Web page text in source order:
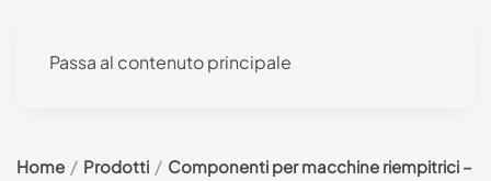
Passa al contenuto principale
Home Prodotti
Componenti per macchine riempitrici –